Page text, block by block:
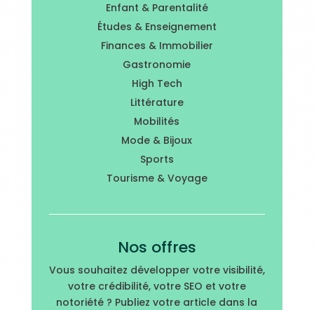
Enfant & Parentalité
Études & Enseignement
Finances & Immobilier
Gastronomie
High Tech
Littérature
Mobilités
Mode & Bijoux
Sports
Tourisme & Voyage
Nos offres
Vous souhaitez développer votre visibilité,
votre crédibilité, votre SEO et votre
notoriété ? Publiez votre article dans la